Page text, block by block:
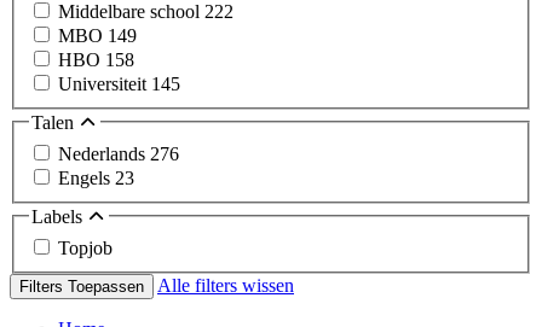
Middelbare school 222
MBO 149
HBO 158
Universiteit 145
Talen
Nederlands 276
Engels 23
Labels
Topjob
Filters Toepassen Alle filters wissen